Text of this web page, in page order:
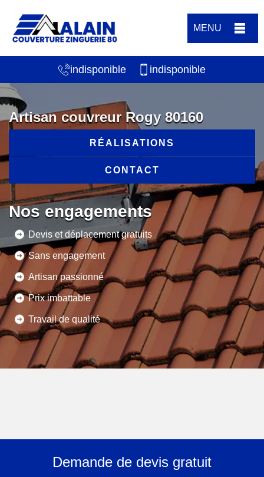
MENU
indisponible indisponible
Artisan couvreur Rogy 80160
RÉALISATIONS
CONTACT
Nos engagements
Devis et déplacement gratuits
Sans engagement
Artisan passionné
Prix imbattable
Travail de qualité
Demande de devis gratuit